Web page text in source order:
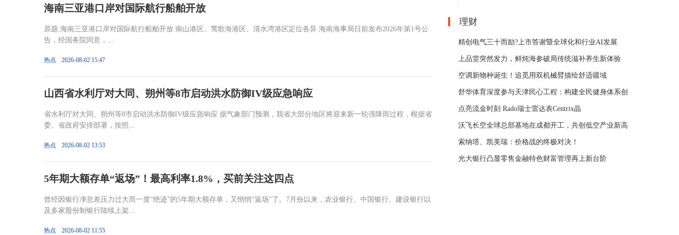
海南三亚港口岸对国际航行船舶开放
原题:海南三亚港口岸对国际航行船舶开放 南山港区、莺歌海港区、清水湾港区定位各异 海南海事局日前发布2026年第1号公
告，经国务院同意，...
热点 2026-08-02 15:47
山西省水利厅对大同、朔州等8市启动洪水防御IV级应急响应
省水利厅对大同、朔州等8市启动洪水防御IV级应急响应 据气象部门预测，我省大部分地区将迎来新一轮强降雨过程，根据省
委、省政府安排部署，按照...
热点 2026-08-02 13:53
5年期大额存单“返场”！最高利率1.8%，买前关注这四点
曾经因银行净息差压力过大而一度“绝迹”的5年期大额存单，又悄悄“返场”了。7月份以来，农业银行、中国银行、建设银行以
及多家股份制银行陆续上架...
热点 2026-08-02 11:55
2026-03-31 10:55 中梁月会：揭开“员工追着要目
2026-03-21 14:35 | 吴向东工匠对话：揭秘珍酒品质
理财
精创电气三十而励?上市答谢暨全球化和行业AI发展
上品堂突然发力，鲜炖海参破局传统滋补养生新体验
空调新物种诞生！追觅用双机械臂描绘舒适疆域
舒华体育深度参与天津民心工程：构建全民健身体系创
点亮流金时刻 Rado瑞士雷达表Centrix晶
沃飞长空全球总部基地在成都开工，共创低空产业新高
索纳塔、凯美瑞：价格战的终极对决！
光大银行凸显零售金融特色财富管理再上新台阶